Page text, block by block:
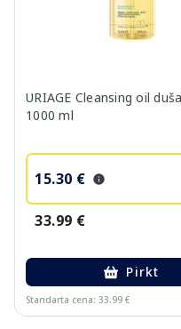
URIAGE Cleansing oil
1000 ml
15.30 €
33.99 €
Pirkt
Standarta cena: 33.99 €